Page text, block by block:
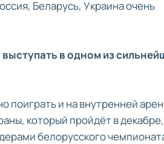
Беларусь, Украина очень
в одном из
поиграть и на внутренней
который пройдёт в декабре,
белорусского